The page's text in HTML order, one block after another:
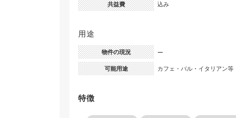
共益費 込み
用途
物件の現況 ー
可能用途 カフェ・バル・イタリアン等
特徴